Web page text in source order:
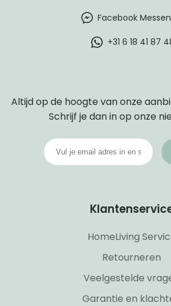
Facebook
+31 6 18 41 87
Altijd op de hoogte van onze
Schrijf je dan in op onze
HomeLiving
Retourneren
Veelgestelde
Garantie en